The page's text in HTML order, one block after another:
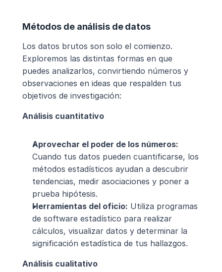
Métodos de análisis de datos
Los datos brutos son solo el comienzo.
Exploremos las distintas formas en que
puedes analizarlos, convirtiendo números y
observaciones en ideas que respalden tus
objetivos de investigación:
Análisis cuantitativo
Aprovechar el poder de los números:
Cuando tus datos pueden cuantificarse, los
métodos estadísticos ayudan a descubrir
tendencias, medir asociaciones y poner a
prueba hipótesis.
Herramientas del oficio: Utiliza programas
de software estadístico para realizar
cálculos, visualizar datos y determinar la
significación estadística de tus hallazgos.
Análisis cualitativo